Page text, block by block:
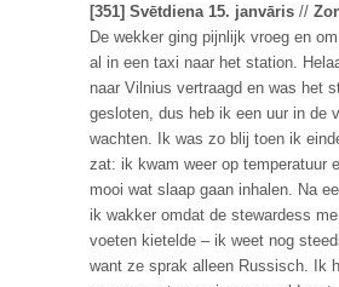
[351] Svētdiena 15. janvāris //
De wekker ging pijnlijk vroeg en
al in een taxi naar het station.
naar Vilnius vertraagd en was het
gesloten, dus heb ik een uur in de
wachten. Ik was zo blij toen ik
zat: ik kwam weer op temperatuur
mooi wat slaap gaan inhalen. Na
ik wakker omdat de stewardess
voeten kietelde – ik weet nog
want ze sprak alleen Russisch. Ik